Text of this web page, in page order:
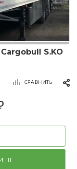
S.KO
СРАВНИТЬ